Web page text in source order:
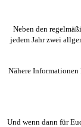
Neben den
jedem Jahr zwei
Nähere
Und wenn dann für